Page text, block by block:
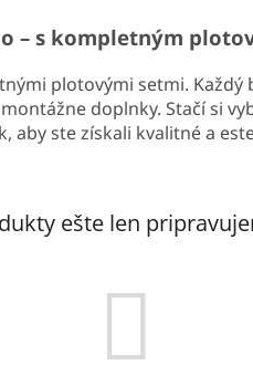
– s kompletným
plotovými setmi.
doplnky. Stačí si
aby ste získali kvalitné a
ešte len